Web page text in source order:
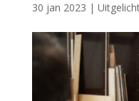
30 jan 2023 |